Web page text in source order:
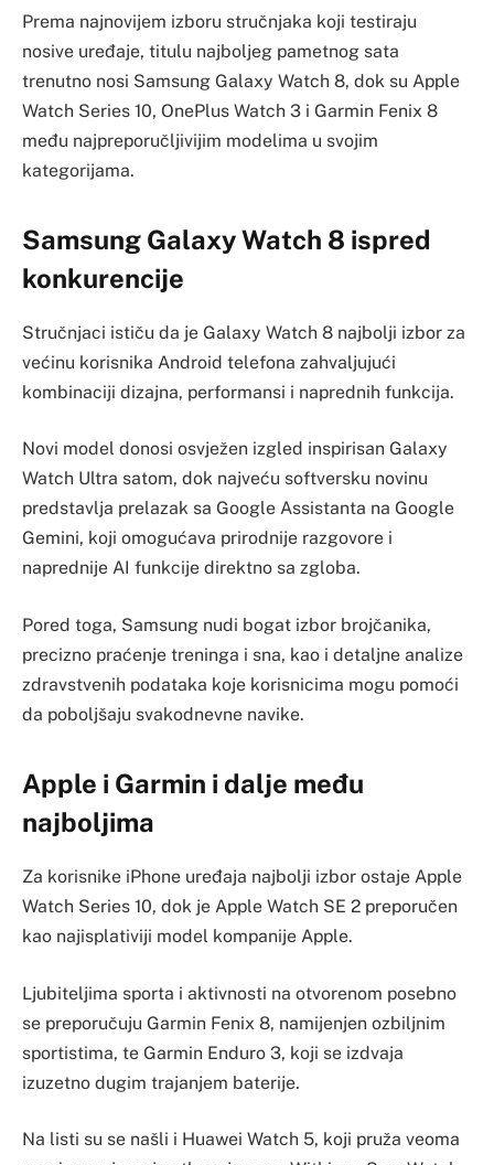
Prema najnovijem izboru stručnjaka koji testiraju
nosive uređaje, titulu najboljeg pametnog sata
trenutno nosi Samsung Galaxy Watch 8, dok su Apple
Watch Series 10, OnePlus Watch 3 i Garmin Fenix 8
među najpreporučljivijim modelima u svojim
kategorijama.
Samsung Galaxy Watch 8 ispred
konkurencije
Stručnjaci ističu da je Galaxy Watch 8 najbolji izbor za
većinu korisnika Android telefona zahvaljujući
kombinaciji dizajna, performansi i naprednih funkcija.
Novi model donosi osvježen izgled inspirisan Galaxy
Watch Ultra satom, dok najveću softversku novinu
predstavlja prelazak sa Google Assistanta na Google
Gemini, koji omogućava prirodnije razgovore i
naprednije AI funkcije direktno sa zgloba.
Pored toga, Samsung nudi bogat izbor brojčanika,
precizno praćenje treninga i sna, kao i detaljne analize
zdravstvenih podataka koje korisnicima mogu pomoći
da poboljšaju svakodnevne navike.
Apple i Garmin i dalje među
najboljima
Za korisnike iPhone uređaja najbolji izbor ostaje Apple
Watch Series 10, dok je Apple Watch SE 2 preporučen
kao najisplativiji model kompanije Apple.
Ljubiteljima sporta i aktivnosti na otvorenom posebno
se preporučuju Garmin Fenix 8, namijenjen ozbiljnim
sportistima, te Garmin Enduro 3, koji se izdvaja
izuzetno dugim trajanjem baterije.
Na listi su se našli i Huawei Watch 5, koji pruža veoma